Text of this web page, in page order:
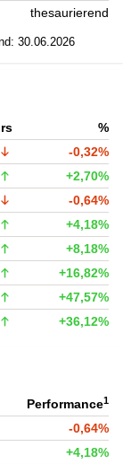
thesaurierend
30.06.2026
%
-0,32%
+2,70%
-0,64%
+4,18%
+8,18%
+16,82%
+47,57%
+36,12%
Performance1
-0,64%
+4,18%